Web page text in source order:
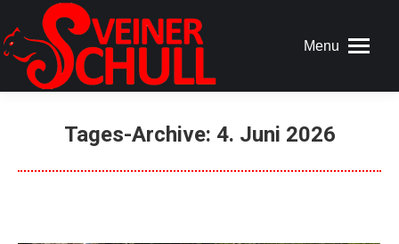
Menu
Tages-Archive: 4. Juni 2026